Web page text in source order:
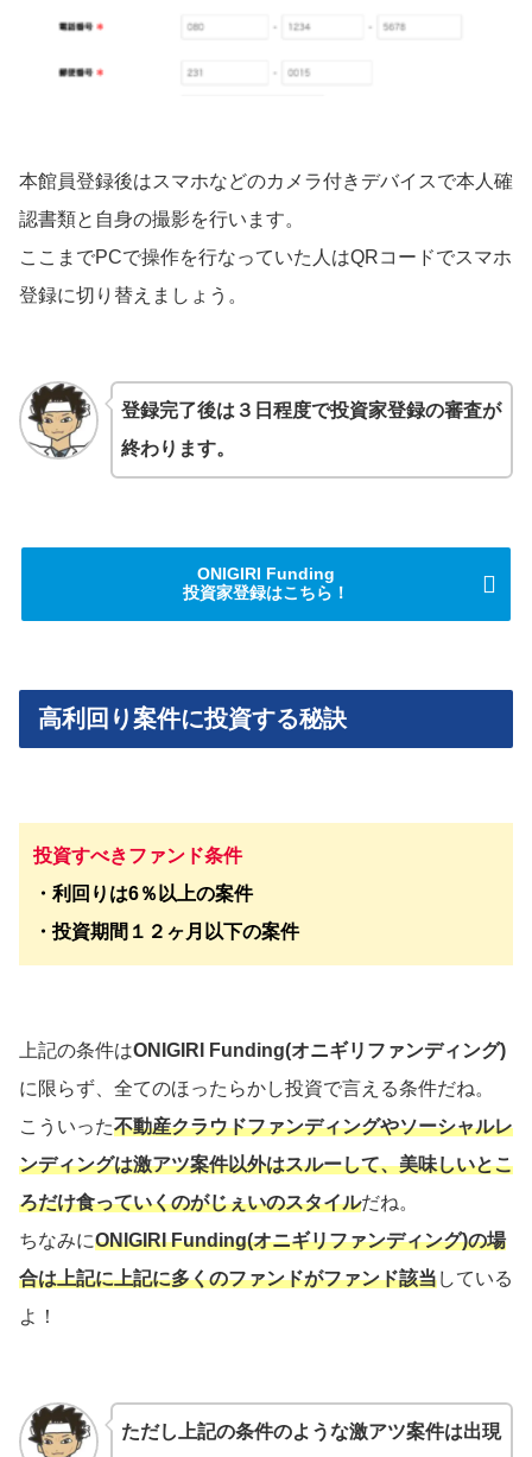
本館員登録後はスマホなどのカメラ付きデバイスで本人確
認書類と自身の撮影を行います。
ここまでPCで操作を行なっていた人はQRコードでスマホ
登録に切り替えましょう。
登録完了後は３日程度で投資家登録の審査が
終わります。
ONIGIRI Funding
投資家登録はこちら！
高利回り案件に投資する秘訣
投資すべきファンド条件
・利回りは6％以上の案件
・投資期間１２ヶ月以下の案件
上記の条件はONIGIRI Funding(オニギリファンディング)
に限らず、全てのほったらかし投資で言える条件だね。
こういった不動産クラウドファンディングやソーシャルレ
ンディングは激アツ案件以外はスルーして、美味しいとこ
ろだけ食っていくのがじぇいのスタイルだね。
ちなみにONIGIRI Funding(オニギリファンディング)の場
合は上記に上記に多くのファンドがファンド該当している
よ！
ただし上記の条件のような激アツ案件は出現